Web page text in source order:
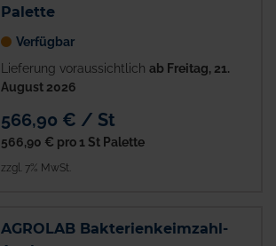
Palette
Verfügbar
Lieferung voraussichtlich ab Freitag, 21.
August 2026
566,90 € / St
566,90 € pro 1 St Palette
zzgl. 7% MwSt.
AGROLAB Bakterienkeimzahl-